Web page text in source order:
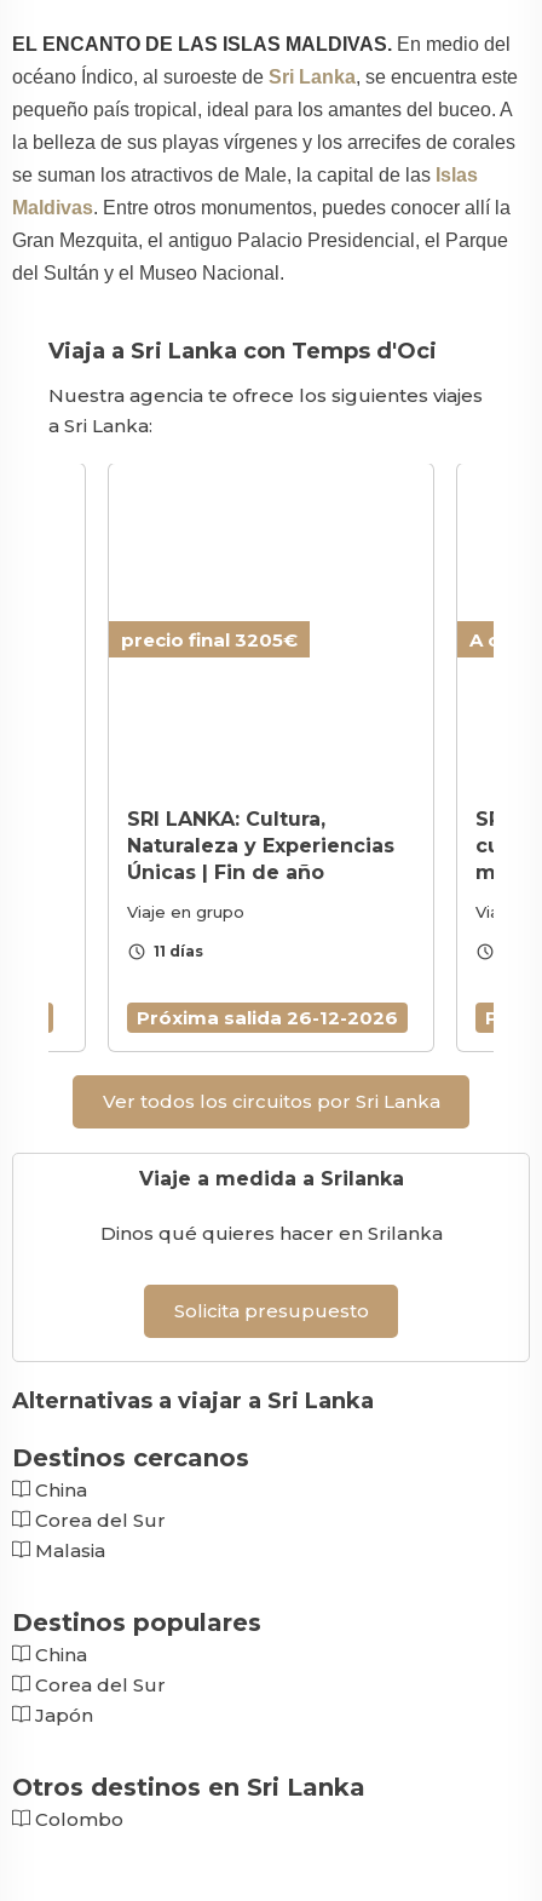
EL ENCANTO DE LAS ISLAS MALDIVAS. En medio del
océano Índico, al suroeste de Sri Lanka, se encuentra este
pequeño país tropical, ideal para los amantes del buceo. A
la belleza de sus playas vírgenes y los arrecifes de corales
se suman los atractivos de Male, la capital de las Islas
Maldivas. Entre otros monumentos, puedes conocer allí la
Gran Mezquita, el antiguo Palacio Presidencial, el Parque
del Sultán y el Museo Nacional.
Viaja a Sri Lanka con Temps d'Oci
Nuestra agencia te ofrece los siguientes viajes
a Sri Lanka:
precio final 3205€
SRI LANKA: Cultura,
Naturaleza y Experiencias
Únicas | Fin de año
Viaje en grupo
schedule 11 días
Próxima salida 26-12-2026
A
SRI
Viaje a
schedule
Ver todos los circuitos por Sri Lanka
Viaje a medida a Srilanka
Dinos qué quieres hacer en Srilanka
Solicita presupuesto
Alternativas a viajar a Sri Lanka
Destinos cercanos
China
Corea del Sur
Malasia
Destinos populares
China
Corea del Sur
Japón
Otros destinos en Sri Lanka
Colombo